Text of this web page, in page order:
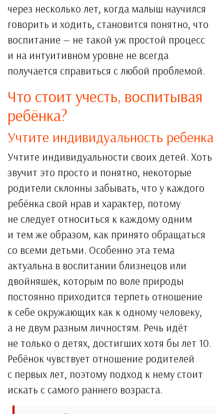
через несколько лет, когда малыш научился
говорить и ходить, становится понятно, что
воспитание — не такой уж простой процесс
и на интуитивном уровне не всегда
получается справиться с любой проблемой.
Что стоит учесть, воспитывая
ребёнка?
Учтите индивидуальность ребенка
Учтите индивидуальности своих детей. Хоть
звучит это просто и понятно, некоторые
родители склонны забывать, что у каждого
ребёнка свой нрав и характер, потому
не следует относиться к каждому одним
и тем же образом, как принято обращаться
со всеми детьми. Особенно эта тема
актуальна в воспитании близнецов или
двойняшек, которым по воле природы
постоянно приходится терпеть отношение
к себе окружающих как к одному человеку,
а не двум разным личностям. Речь идёт
не только о детях, достигших хотя бы лет 10.
Ребёнок чувствует отношение родителей
с первых лет, поэтому подход к нему стоит
искать с самого раннего возраста.